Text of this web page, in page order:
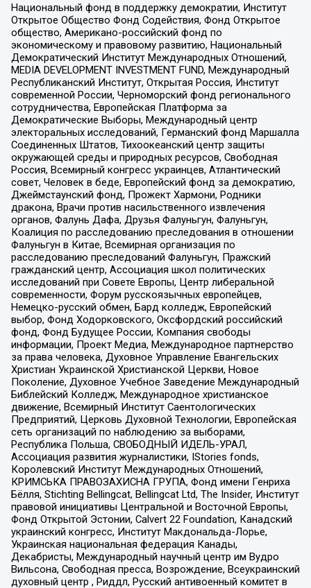
Национальный фонд в поддержку демократии, Институт
Открытое Общество Фонд Содействия, Фонд Открытое
общество, Американо-российский фонд по
экономическому и правовому развитию, Национальный
Демократический Институт Международных Отношений,
MEDIA DEVELOPMENT INVESTMENT FUND, Международный
Республиканский Институт, Открытая Россия, Институт
современной России, Черноморский фонд регионального
сотрудничества, Европейская Платформа за
Демократические Выборы, Международный центр
электоральных исследований, Германский фонд Маршалла
Соединенных Штатов, Тихоокеанский центр защиты
окружающей среды и природных ресурсов, Свободная
Россия, Всемирный конгресс украинцев, Атлантический
совет, Человек в беде, Европейский фонд за демократию,
Джеймстаунский фонд, Прожект Хармони, Родники
дракона, Врачи против насильственного извлечения
органов, Фалунь Дафа, Друзья Фалуньгун, Фалуньгун,
Коалиция по расследованию преследования в отношении
Фалуньгун в Китае, Всемирная организация по
расследованию преследований Фалуньгун, Пражский
гражданский центр, Ассоциация школ политических
исследований при Совете Европы, Центр либеральной
современности, Форум русскоязычных европейцев,
Немецко-русский обмен, Бард колледж, Европейский
выбор, Фонд Ходорковского, Оксфордский российский
фонд, Фонд Будущее России, Компания свободы
информации, Проект Медиа, Международное партнерство
за права человека, Духовное Управление Евангельских
Христиан Украинской Христианской Церкви, Новое
Поколение, Духовное Учебное Заведение Международный
Библейский Колледж, Международное христианское
движение, Всемирный Институт Саентологических
Предприятий, Церковь Духовной Технологии, Европейская
сеть организаций по наблюдению за выборами,
Республика Польша, СВОБОДНЫЙ ИДЕЛЬ-УРАЛ,
Ассоциация развития журналистики, IStories fonds,
Королевский Институт Международных Отношений,
КРИМСЬКА ПРАВОЗАХИСНА ГРУПА, Фонд имени Генриха
Бёлля, Stichting Bellingcat, Bellingcat Ltd, The Insider, Институт
правовой инициативы Центральной и Восточной Европы,
Фонд Открытой Эстонии, Calvert 22 Foundation, Канадский
украинский конгресс, Институт Макдональда-Лорье,
Украинская национальная федерация Канады,
Декабристы, Международный научный центр им Вудро
Вильсона, Свободная пресса, Возрождение, Всеукраинский
духовный центр , Риддл, Русский антивоенный комитет в